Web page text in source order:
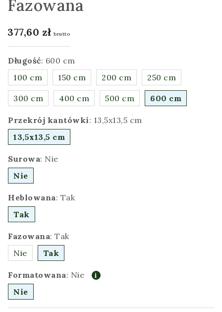
Fazowana
377,60 zł brutto
Długość: 600 cm
100 cm
150 cm 200 cm 250 cm
300 cm 400 cm 500 cm 600 cm
Przekrój kantówki: 13,5x13,5 cm
13,5x13,5 cm
Surowa: Nie
Nie
Heblowana: Tak
Tak
Fazowana: Tak
Nie
Tak
Formatowana: Nie
Nie